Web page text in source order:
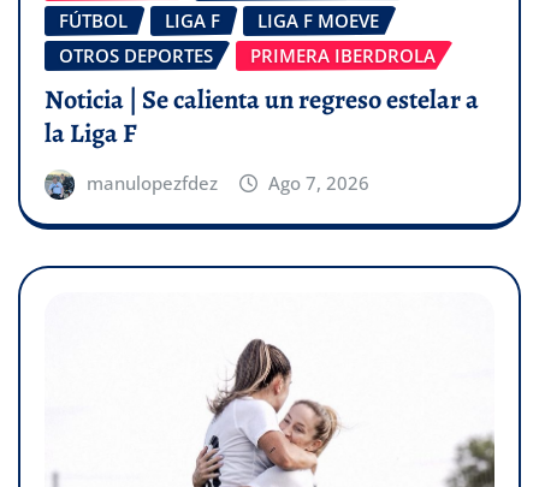
FÚTBOL
LIGA F
LIGA F MOEVE
OTROS DEPORTES
PRIMERA IBERDROLA
Noticia | Se calienta un regreso estelar a
la Liga F
manulopezfdez Ago 7, 2026